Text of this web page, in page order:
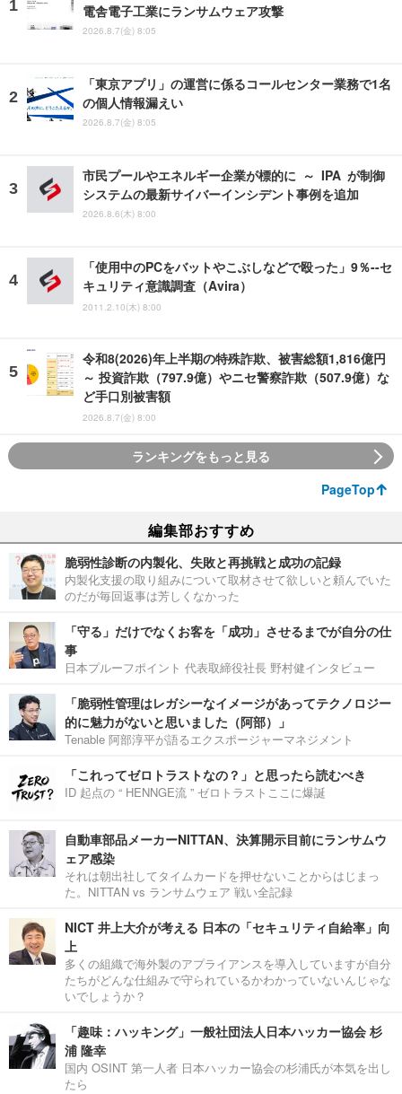
電舎電子工業にランサムウェア攻撃
2026.8.7(金) 8:05
「東京アプリ」の運営に係るコールセンター業務で1名
の個人情報漏えい
2026.8.7(金) 8:05
市民プールやエネルギー企業が標的に ～ IPA が制御
システムの最新サイバーインシデント事例を追加
2026.8.6(木) 8:00
「使用中のPCをバットやこぶしなどで殴った」9％--セ
キュリティ意識調査（Avira）
2011.2.10(木) 8:00
令和8(2026)年上半期の特殊詐欺、被害総額1,816億円
～ 投資詐欺（797.9億）やニセ警察詐欺（507.9億）な
ど手口別被害額
2026.8.7(金) 8:00
ランキングをもっと見る
PageTop
編集部おすすめ
脆弱性診断の内製化、失敗と再挑戦と成功の記録
内製化支援の取り組みについて取材させて欲しいと頼んでいた
のだが毎回返事は芳しくなかった
「守る」だけでなくお客を「成功」させるまでが自分の仕
事
日本プルーフポイント 代表取締役社長 野村健インタビュー
「脆弱性管理はレガシーなイメージがあってテクノロジー
的に魅力がないと思いました（阿部）」
Tenable 阿部淳平が語るエクスポージャーマネジメント
「これってゼロトラストなの？」と思ったら読むべき
ID 起点の “ HENNGE流 ” ゼロトラストここに爆誕
自動車部品メーカーNITTAN、決算開示目前にランサムウ
ェア感染
それは朝出社してタイムカードを押せないことからはじまっ
た。NITTAN vs ランサムウェア 戦い全記録
NICT 井上大介が考える 日本の「セキュリティ自給率」向
上
多くの組織で海外製のアプライアンスを導入していますが自分
たちがどんな仕組みで守られているかわかっていないんじゃな
いでしょうか？
「趣味：ハッキング」一般社団法人日本ハッカー協会 杉
浦 隆幸
国内 OSINT 第一人者 日本ハッカー協会の杉浦氏が本気を出し
たら